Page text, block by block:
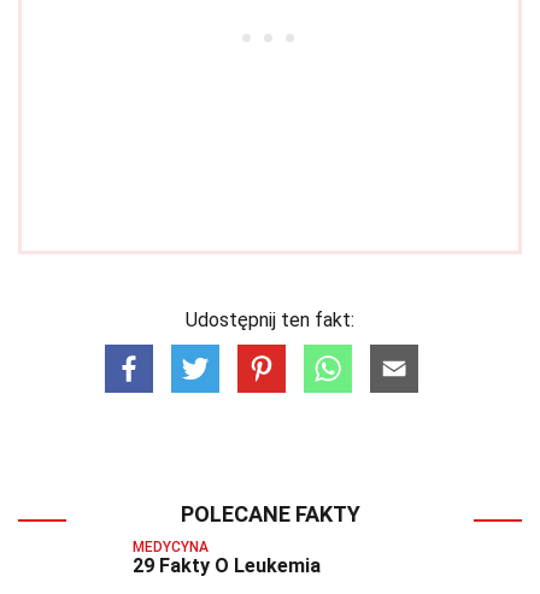
Udostępnij ten fakt:
POLECANE FAKTY
MEDYCYNA
29 Fakty O Leukemia